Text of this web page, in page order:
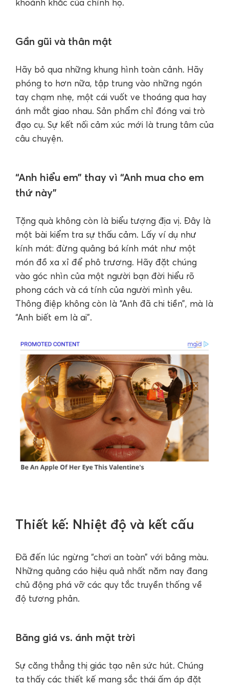
khoảnh khắc của chính họ.
Gần gũi và thân mật
Hãy bỏ qua những khung hình toàn cảnh. Hãy
phóng to hơn nữa, tập trung vào những ngón
tay chạm nhẹ, một cái vuốt ve thoáng qua hay
ánh mắt giao nhau. Sản phẩm chỉ đóng vai trò
đạo cụ. Sự kết nối cảm xúc mới là trung tâm của
câu chuyện.
“Anh hiểu em” thay vì “Anh mua cho em
thứ này”
Tặng quà không còn là biểu tượng địa vị. Đây là
một bài kiểm tra sự thấu cảm. Lấy ví dụ như
kính mát: đừng quảng bá kính mát như một
món đồ xa xỉ để phô trương. Hãy đặt chúng
vào góc nhìn của một người bạn đời hiểu rõ
phong cách và cá tính của người mình yêu.
Thông điệp không còn là “Anh đã chi tiền”, mà là
“Anh biết em là ai”.
Thiết kế: Nhiệt độ và kết cấu
Đã đến lúc ngừng “chơi an toàn” với bảng màu.
Những quảng cáo hiệu quả nhất năm nay đang
chủ động phá vỡ các quy tắc truyền thống về
độ tương phản.
Băng giá vs. ánh mặt trời
Sự căng thẳng thị giác tạo nên sức hút. Chúng
ta thấy các thiết kế mang sắc thái ấm áp đặt